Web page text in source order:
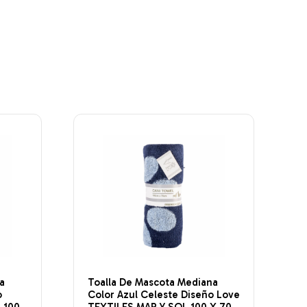
Toalla De Mascota Mediana
Color Azul Celeste Diseño Love